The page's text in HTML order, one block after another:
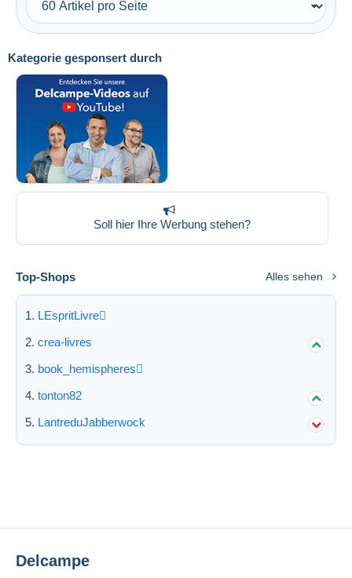
Übernehmen
Kategorie gesponsert durch
Soll hier Ihre Werbung stehen?
Top-Shops Alles sehen
LEspritLivre
crea-livres
book_hemispheres
tonton82
LantreduJabberwock
Delcampe